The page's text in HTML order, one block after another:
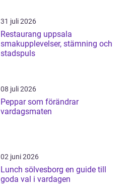
31 juli 2026
Restaurang uppsala
smakupplevelser, stämning och
stadspuls
08 juli 2026
Peppar som förändrar
vardagsmaten
02 juni 2026
Lunch sölvesborg en guide till
goda val i vardagen